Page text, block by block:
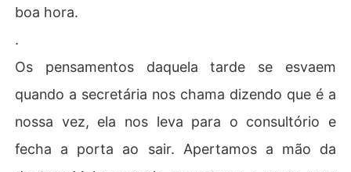
boa hora.
.
Os pensamentos daquela tarde se esvaem
quando a secretária nos chama dizendo que é a
nossa vez, ela nos leva para o consultório e
fecha a porta ao sair. Apertamos a mão da